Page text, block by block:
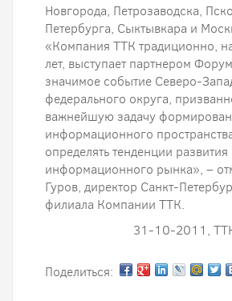
Новгорода, Петрозаводска,
Петербурга, Сыктывкара и
«Компания ТТК традиционно,
лет, выступает партнером
значимое событие Северо-
федерального округа,
важнейшую задачу
информационного
определять тенденции
информационного рынка», –
Гуров, директор Санкт-
филиала Компании ТТК.
31-10-2011,
Поделиться: